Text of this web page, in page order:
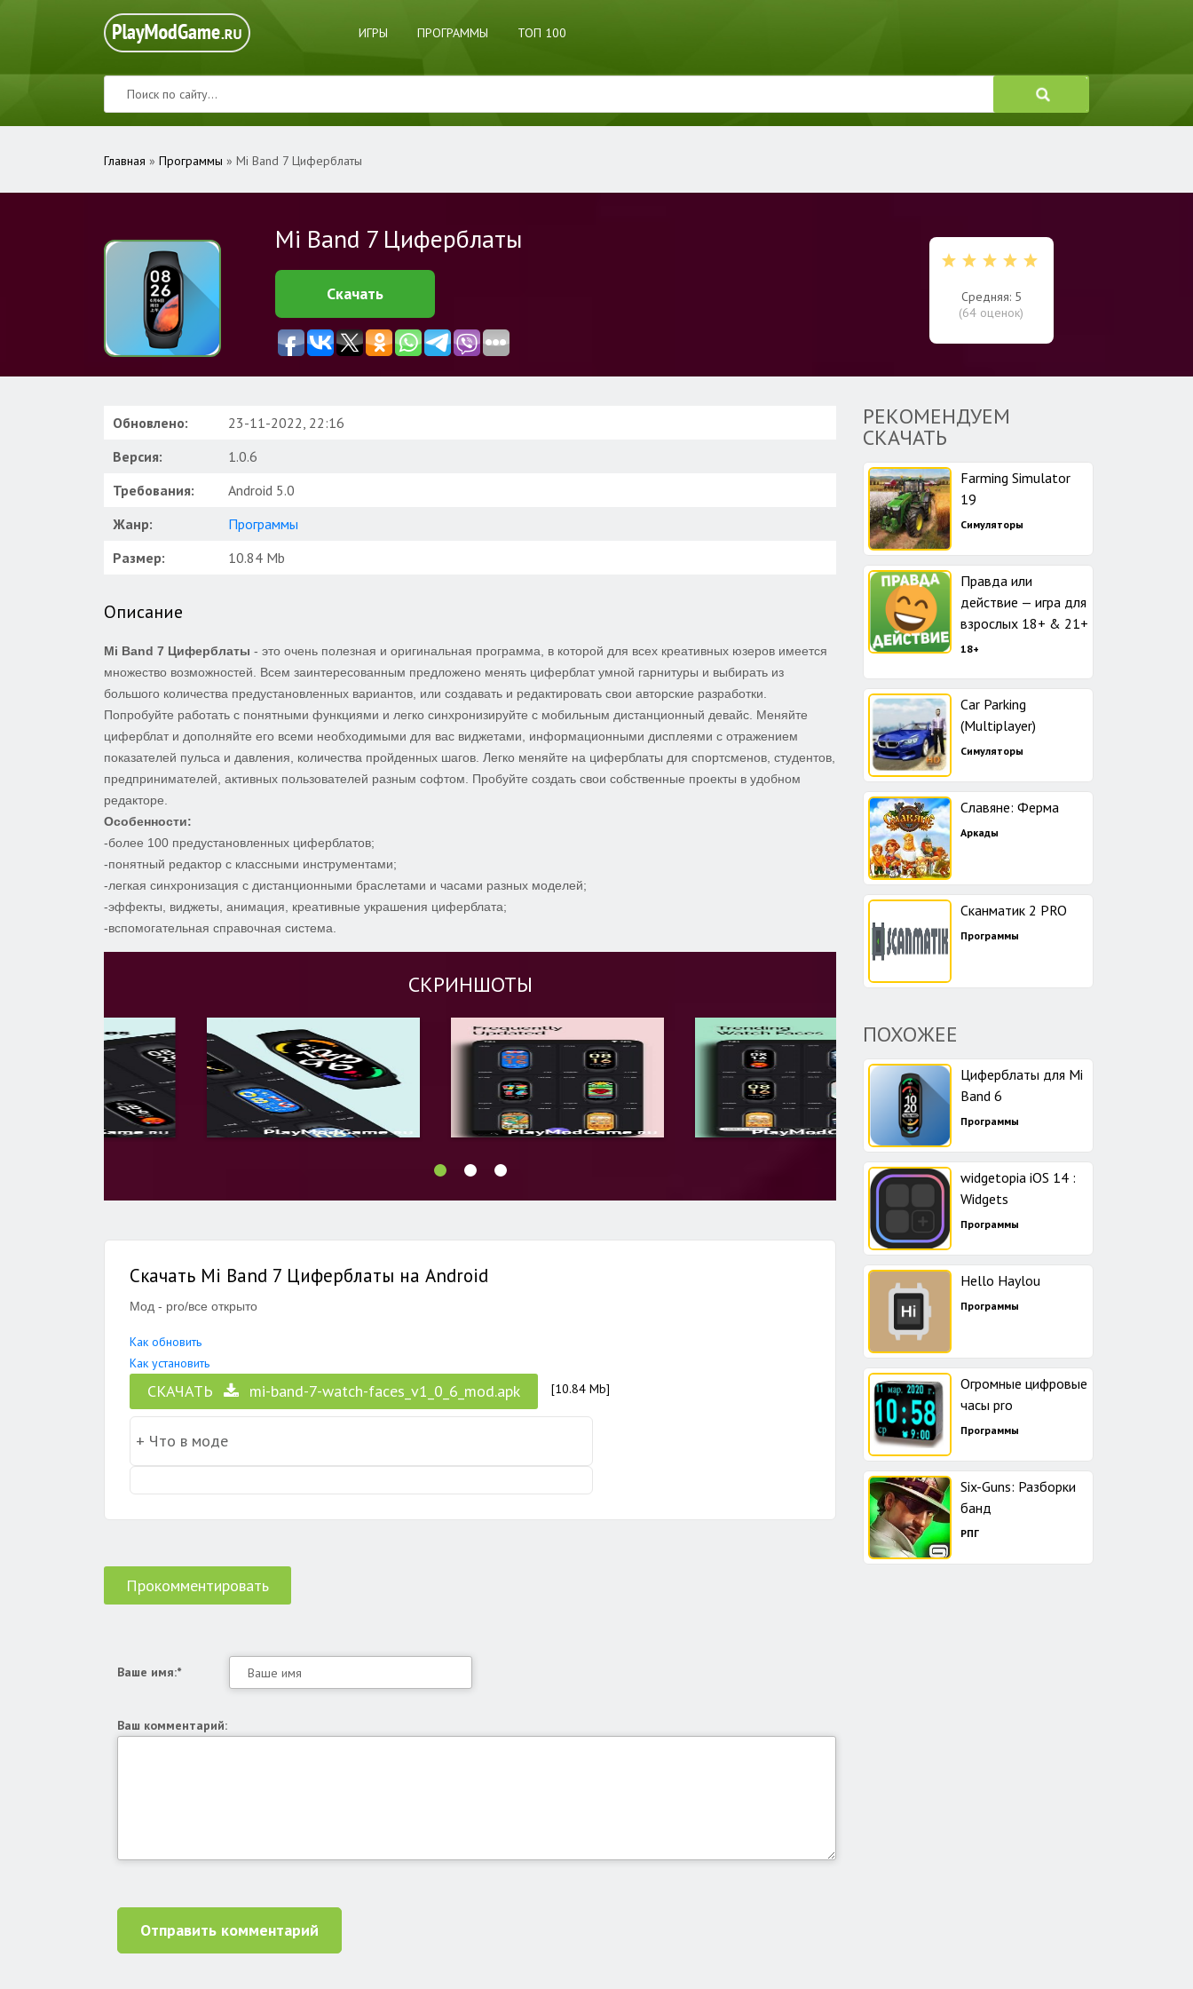
ИГРЫ ПРОГРАММЫ ТОП 100
Главная » Программы » Mi Band 7 Циферблаты
Mi Band 7 Циферблаты
Скачать
Средняя: 5
(64 оценок)
Обновлено:
23-11-2022, 22:16
Версия:
1.0.6
Требования:
Android 5.0
Жанр:
Программы
Размер:
10.84 Mb
Описание
Mi Band 7 Циферблаты - это очень полезная и оригинальная программа, в которой для всех креативных юзеров имеется
множество возможностей. Всем заинтересованным предложено менять циферблат умной гарнитуры и выбирать из
большого количества предустановленных вариантов, или создавать и редактировать свои авторские разработки.
Попробуйте работать с понятными функциями и легко синхронизируйте с мобильным дистанционный девайс. Меняйте
циферблат и дополняйте его всеми необходимыми для вас виджетами, информационными дисплеями с отражением
показателей пульса и давления, количества пройденных шагов. Легко меняйте на циферблаты для спортсменов, студентов,
предпринимателей, активных пользователей разным софтом. Пробуйте создать свои собственные проекты в удобном
редакторе.
Особенности:
-более 100 предустановленных циферблатов;
-понятный редактор с классными инструментами;
-легкая синхронизация с дистанционными браслетами и часами разных моделей;
-эффекты, виджеты, анимация, креативные украшения циферблата;
-вспомогательная справочная система.
СКРИНШОТЫ
Скачать Mi Band 7 Циферблаты на Android
Мод - pro/все открыто
Как обновить
Как установить
СКАЧАТЬ mi-band-7-watch-faces_v1_0_6_mod.apk [10.84 Mb]
Прокомментировать
Ваше имя:*
Ваш комментарий:
Отправить комментарий
РЕКОМЕНДУЕМ
СКАЧАТЬ
Farming Simulator
19
Симуляторы
Правда или
действие — игра для
взрослых 18+ & 21+
18+
Car Parking
(Multiplayer)
Симуляторы
Славяне: Ферма
Аркады
Сканматик 2 PRO
Программы
ПОХОЖЕЕ
Циферблаты для Mi
Band 6
Программы
widgetopia iOS 14 :
Widgets
Программы
Hello Haylou
Программы
Огромные цифровые
часы pro
Программы
Six-Guns: Разборки
банд
РПГ